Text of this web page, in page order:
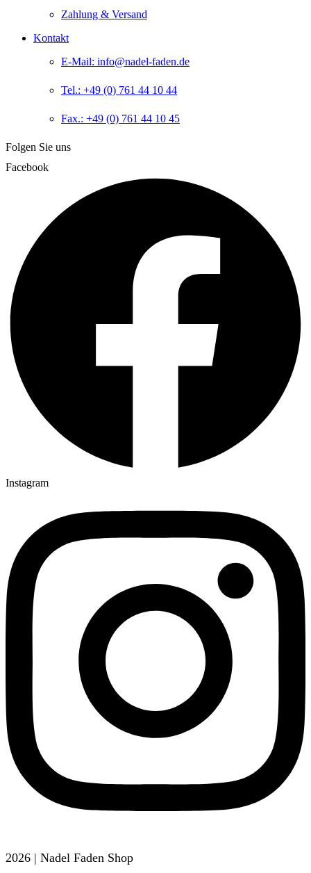
Zahlung & Versand
Kontakt
E-Mail: info@nadel-faden.de
Tel.: +49 (0) 761 44 10 44
Fax.: +49 (0) 761 44 10 45
Folgen Sie uns
Facebook
Instagram
2026 | Nadel Faden Shop